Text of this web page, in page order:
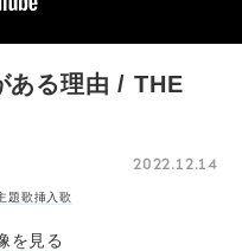
ある理由 / THE
2022.12.14
題歌挿入歌
を見る